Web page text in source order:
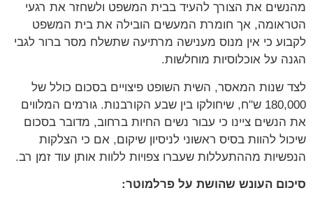
מהנשים את הצורך להעיד בבית המשפט ולשחזר את רגעי
הטראומה, אך חומרת המעשים הובילה את בית המשפט
לקבוע כי אין מנוס מענישה מרתיעה שתשלח מסר ברור לגבי
הגנה על אוכלוסיות מוחלשות.
לצד שנות המאסר, השית השופט פיצויים בסכום כולל של
180,000 ש"ח, שיחולקו בין שבע הקורבנות. גורמים המלווים
את הנשים ציינו כי עבור נשים החיות ברחוב, מדובר בסכום
שיכול להוות בסיס ראשוני לניסיון שיקום, אם כי הצלקות
הנפשיות מההתעללות שעברו צפויות ללוות אותן עוד זמן רב.
סיכום העונש שהושת על פרלמוטר: